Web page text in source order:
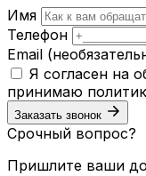
Имя
Телефон
Email
Я согласен на
принимаю
Заказать звонок
Срочный вопрос?
Пришлите ваши